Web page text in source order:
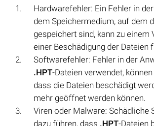
Hardwarefehler: Ein Fehler in
dem Speichermedium, auf dem
gespeichert sind, kann zu einem
einer Beschädigung der Dateien
Softwarefehler: Fehler in der
.HPT-Dateien verwendet,
dass die Dateien beschädigt
mehr geöffnet werden können.
Viren oder Malware: Schädliche
dazu führen, dass .HPT-Dateien